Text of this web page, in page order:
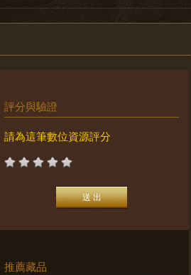
評分與驗證
請為這筆數位資源評分
推薦藏品